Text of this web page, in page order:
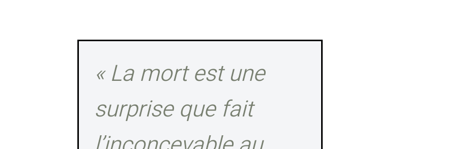
« La mort est une
surprise que fait